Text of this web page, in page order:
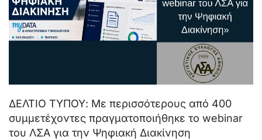
ΔΕΛΤΙΟ ΤΥΠΟΥ: Με περισσότερους από 400
συμμετέχοντες πραγματοποιήθηκε το webinar
του ΛΣΑ για την Ψηφιακή Διακίνηση